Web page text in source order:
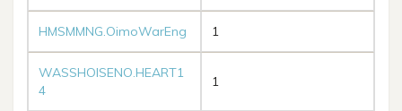
HMSMMNG.OimoWarEng 1
WASSHOISENO.HEART1
4
1